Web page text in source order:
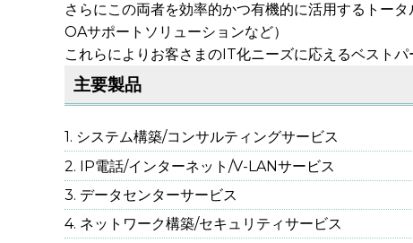
さらにこの両者を効率的かつ有機的に活用するトー
OAサポートソリューションなど）
これらによりお客さまのIT化ニーズに応えるベスト
主要製品
システム構築/コンサルティングサービス
IP電話/インターネット/V-LANサービス
データセンターサービス
ネットワーク構築/セキュリティサービス